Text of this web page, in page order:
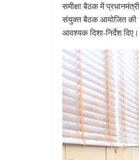
समीक्षा बैठक में
संयुक्त बैठक आयोजित की
आवश्यक दिशा-निर्देश